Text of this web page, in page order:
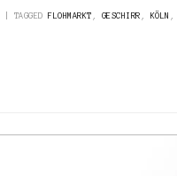
TAGGED FLOHMARKT , GESCHIRR , KÖLN